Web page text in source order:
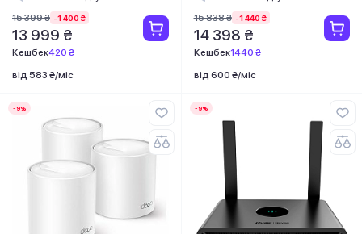
15 399 ₴ -1 400 ₴
13 999 ₴
Кешбек420 ₴
від 583 ₴/міс
15 838 ₴ -1 440 ₴
14 398 ₴
Кешбек1440 ₴
від 600 ₴/міс
-9% -9%